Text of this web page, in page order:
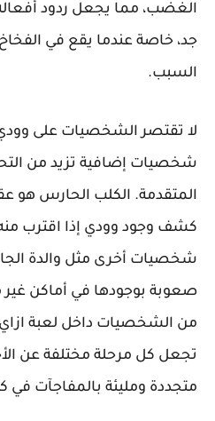
الغضب، مما يجعل ردود
جد، خاصة عندما يقع في
السبب.
لا تقتصر الشخصيات على
شخصيات إضافية تزيد من
المتقدمة. الكلب الحارس هو
كشف وجود وودي إذا اقترب
شخصيات أخرى مثل والدة
صعوبة بوجودها في أماكن غير
تجعل كل مرحلة مختلفة عن
متجددة ومليئة بالمفاجآت في